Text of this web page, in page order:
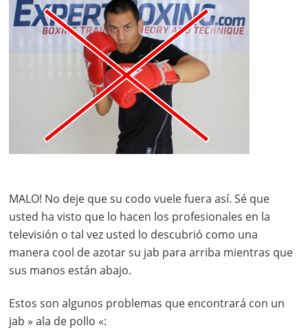
MALO! No deje que su codo vuele fuera así. Sé que
usted ha visto que lo hacen los profesionales en la
televisión o tal vez usted lo descubrió como una
manera cool de azotar su jab para arriba mientras que
sus manos están abajo.
Estos son algunos problemas que encontrará con un
jab » ala de pollo «: